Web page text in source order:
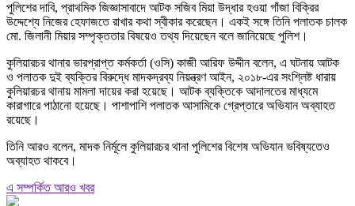
পুলিশের দাবি, প্রাথমিক জিজ্ঞাসাবাদে আটক সজিব মিয়া উদ্ধার হওয়া গাঁজা বিক্রির
উদ্দেশ্যে নিজের হেফাজতে রাখার কথা স্বীকার করেছেন। একই সঙ্গে তিনি পলাতক চালক
মো. জিলানী মিয়ার সম্পৃক্ততার বিষয়েও তথ্য দিয়েছেন বলে জানিয়েছে পুলিশ।
কুলিয়ারচর থানার ভারপ্রাপ্ত কর্মকর্তা (ওসি) কাজী আরিফ উদ্দীন বলেন, এ ঘটনায় আটক
ও পলাতক দুই ব্যক্তির বিরুদ্ধে মাদকদ্রব্য নিয়ন্ত্রণ আইন, ২০১৮-এর সংশ্লিষ্ট ধারায়
কুলিয়ারচর থানায় মামলা দায়ের করা হয়েছে। আটক ব্যক্তিকে আদালতের মাধ্যমে
কারাগারে পাঠানো হয়েছে। পাশাপাশি পলাতক আসামিকে গ্রেপ্তারে অভিযান অব্যাহত
রয়েছে।
তিনি আরও বলেন, মাদক নির্মূলে কুলিয়ারচর থানা পুলিশের বিশেষ অভিযান ভবিষ্যতেও
অব্যাহত থাকবে।
এ সম্পর্কিত আরও খবর